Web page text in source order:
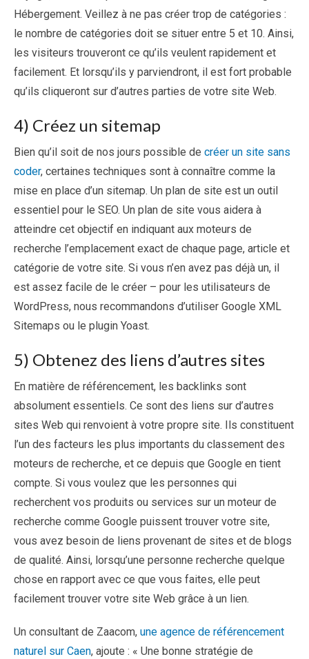
Hébergement. Veillez à ne pas créer trop de catégories :
le nombre de catégories doit se situer entre 5 et 10. Ainsi,
les visiteurs trouveront ce qu’ils veulent rapidement et
facilement. Et lorsqu’ils y parviendront, il est fort probable
qu’ils cliqueront sur d’autres parties de votre site Web.
4) Créez un sitemap
Bien qu’il soit de nos jours possible de créer un site sans
coder, certaines techniques sont à connaître comme la
mise en place d’un sitemap. Un plan de site est un outil
essentiel pour le SEO. Un plan de site vous aidera à
atteindre cet objectif en indiquant aux moteurs de
recherche l’emplacement exact de chaque page, article et
catégorie de votre site. Si vous n’en avez pas déjà un, il
est assez facile de le créer – pour les utilisateurs de
WordPress, nous recommandons d’utiliser Google XML
Sitemaps ou le plugin Yoast.
5) Obtenez des liens d’autres sites
En matière de référencement, les backlinks sont
absolument essentiels. Ce sont des liens sur d’autres
sites Web qui renvoient à votre propre site. Ils constituent
l’un des facteurs les plus importants du classement des
moteurs de recherche, et ce depuis que Google en tient
compte. Si vous voulez que les personnes qui
recherchent vos produits ou services sur un moteur de
recherche comme Google puissent trouver votre site,
vous avez besoin de liens provenant de sites et de blogs
de qualité. Ainsi, lorsqu’une personne recherche quelque
chose en rapport avec ce que vous faites, elle peut
facilement trouver votre site Web grâce à un lien.
Un consultant de Zaacom, une agence de référencement
naturel sur Caen, ajoute : « Une bonne stratégie de